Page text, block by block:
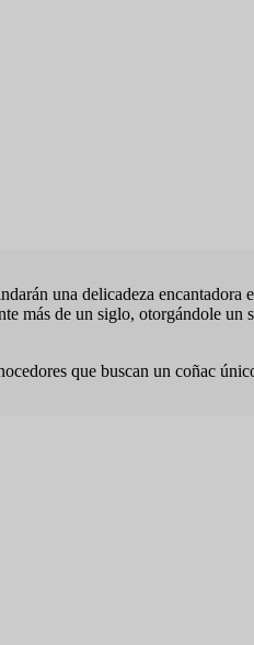
una delicadeza encantadora
más de un siglo, otorgándole
que buscan un coñac